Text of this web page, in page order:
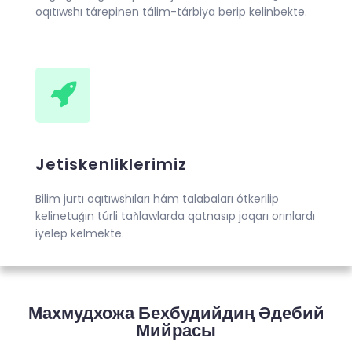
oqıtıwshı tárepinen tálim-tárbiya berip kelinbekte.
Jetiskenliklerimiz
Bilim jurtı oqıtıwshıları hám talabaları ótkerilip
kelinetuǵın túrli taǹlawlarda qatnasıp joqarı orınlardı
iyelep kelmekte.
Махмудхожа Бехбудийдиң Әдебий
Мийрасы